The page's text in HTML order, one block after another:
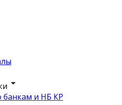
банкам и НБ КР